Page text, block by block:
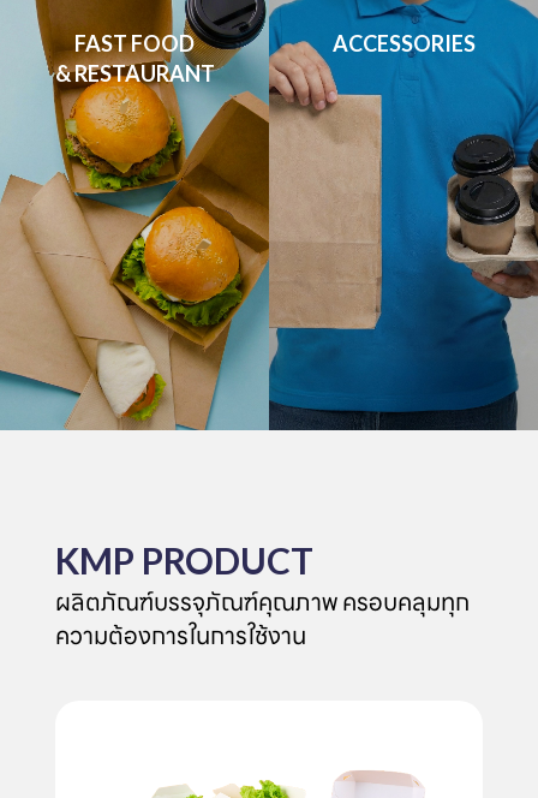
FAST FOOD
& RESTAURANT
ACCESSORIES
KMP PRODUCT
ผลิตภัณฑ์บรรจุภัณฑ์คุณภาพ ครอบคลุมทุก
ความต้องการในการใช้งาน